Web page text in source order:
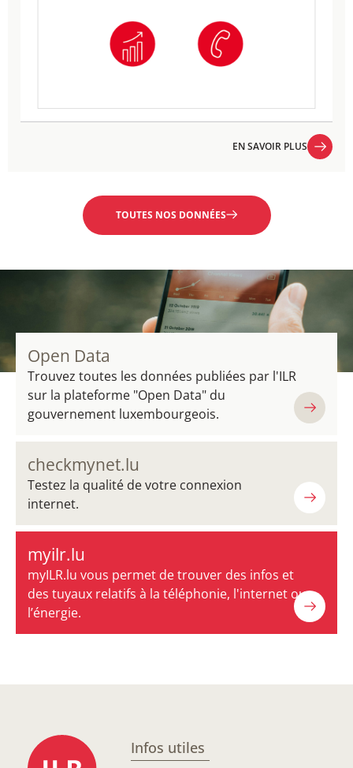
EN SAVOIR PLUS
TOUTES NOS DONNÉES
Open Data
Trouvez toutes les données publiées par l'ILR
sur la plateforme "Open Data" du
gouvernement luxembourgeois.
checkmynet.lu
Testez la qualité de votre connexion
internet.
myilr.lu
myILR.lu vous permet de trouver des infos et
des tuyaux relatifs à la téléphonie, l'internet ou
l’énergie.
Infos utiles